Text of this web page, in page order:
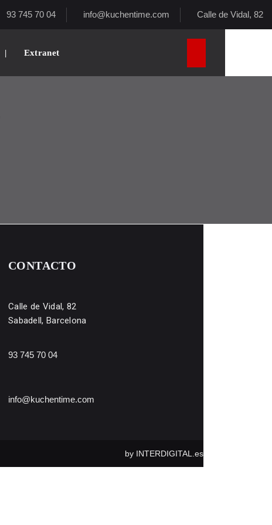
93 745 70 04 info@kuchentime.com Calle de Vidal, 82
| Extranet
CONTACTO
Calle de Vidal, 82
Sabadell, Barcelona
93 745 70 04
info@kuchentime.com
by INTERDIGITAL.es